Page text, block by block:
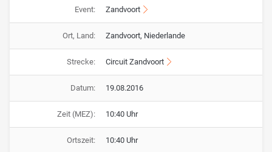
Event: Zandvoort
Ort, Land: Zandvoort, Niederlande
Strecke: Circuit Zandvoort
Datum: 19.08.2016
Zeit (MEZ): 10:40 Uhr
Ortszeit: 10:40 Uhr